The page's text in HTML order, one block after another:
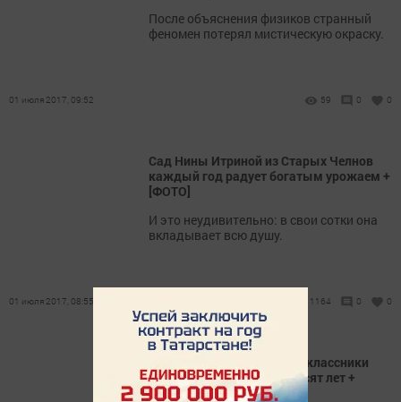
После объяснения физиков странный
феномен потерял мистическую окраску.
01 июля 2017, 09:52 59 0 0
Сад Нины Итриной из Старых Челнов
каждый год радует богатым урожаем +
[ФОТО]
И это неудивительно: в свои сотки она
вкладывает всю душу.
01 июля 2017, 08:55 1164 0 0
В Новом Альметьеве одноклассники
встретились через пятьдесят лет +
[ФОТО]